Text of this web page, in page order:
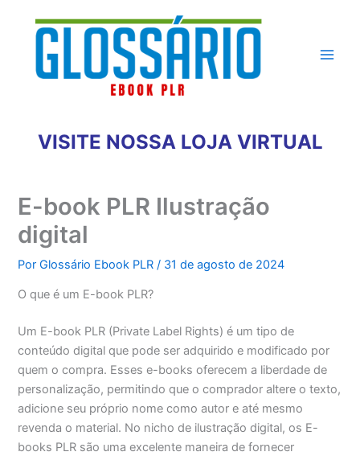
conteúdo
VISITE NOSSA LOJA VIRTUAL
E-book PLR Ilustração
digital
PorGlossário Ebook PLR/ 31 de agosto de 2024
O que é um E-book PLR?
Um E-book PLR (Private Label Rights) é um tipo de
conteúdo digital que pode ser adquirido e modificado por
quem o compra. Esses e-books oferecem a liberdade de
personalização, permitindo que o comprador altere o texto,
adicione seu próprio nome como autor e até mesmo
revenda o material. No nicho de ilustração digital, os E-
books PLR são uma excelente maneira de fornecer